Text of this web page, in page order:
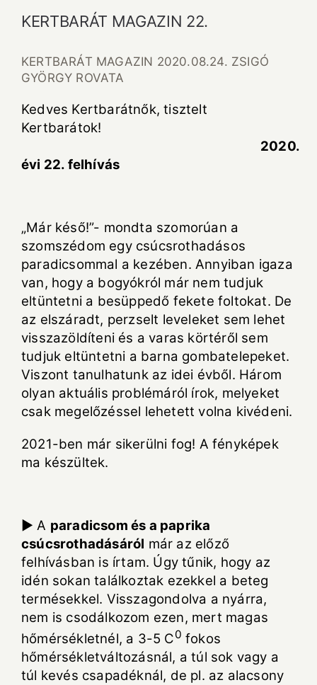
KERTBARÁT MAGAZIN 22.
KERTBARÁT MAGAZIN 2020.08.24. ZSIGÓ
GYÖRGY ROVATA
Kedves Kertbarátnők, tisztelt
Kertbarátok!
2020.
évi 22. felhívás
„Már késő!”- mondta szomorúan a
szomszédom egy csúcsrothadásos
paradicsommal a kezében. Annyiban igaza
van, hogy a bogyókról már nem tudjuk
eltüntetni a besüppedő fekete foltokat. De
az elszáradt, perzselt leveleket sem lehet
visszazöldíteni és a varas körtéről sem
tudjuk eltüntetni a barna gombatelepeket.
Viszont tanulhatunk az idei évből. Három
olyan aktuális problémáról írok, melyeket
csak megelőzéssel lehetett volna kivédeni.
2021-ben már sikerülni fog! A fényképek
ma készültek.
► A paradicsom és a paprika
csúcsrothadásáról már az előző
felhívásban is írtam. Úgy tűnik, hogy az
idén sokan találkoztak ezekkel a beteg
termésekkel. Visszagondolva a nyárra,
nem is csodálkozom ezen, mert magas
hőmérsékletnél, a 3-5 C0 fokos
hőmérsékletváltozásnál, a túl sok vagy a
túl kevés csapadéknál, de pl. az alacsony